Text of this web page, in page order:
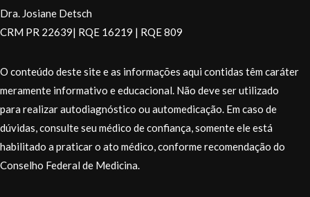
Dra. Josiane Detsch
CRM PR 22639| RQE 16219 | RQE 809
O conteúdo deste site e as informações aqui contidas têm caráter
meramente informativo e educacional. Não deve ser utilizado
para realizar autodiagnóstico ou automedicação. Em caso de
dúvidas, consulte seu médico de confiança, somente ele está
habilitado a praticar o ato médico, conforme recomendação do
Conselho Federal de Medicina.